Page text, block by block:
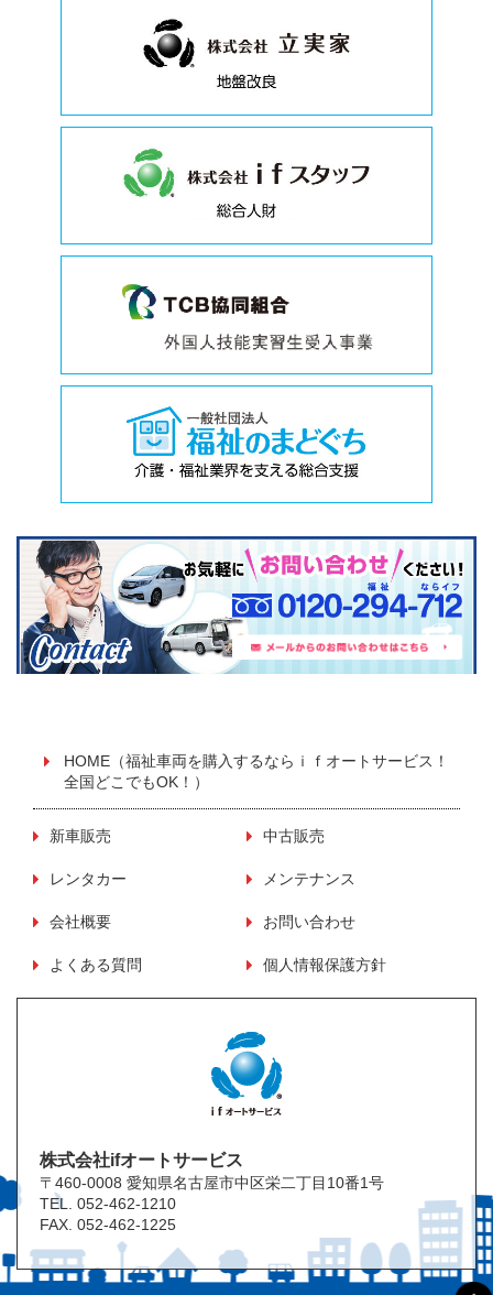
HOME（福祉車両を購入するならｉｆオートサービス！
全国どこでもOK！）
新車販売 中古販売
レンタカー メンテナンス
会社概要 お問い合わせ
よくある質問 個人情報保護方針
株式会社ifオートサービス
〒460-0008 愛知県名古屋市中区栄二丁目10番1号
TEL. 052-462-1210
FAX. 052-462-1225